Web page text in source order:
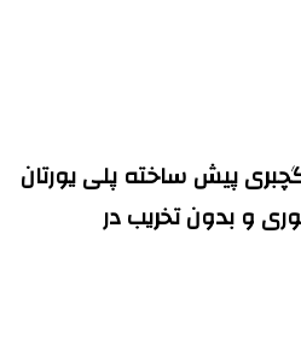
پیش ساخته پلی یورتان
و بدون تخریب در